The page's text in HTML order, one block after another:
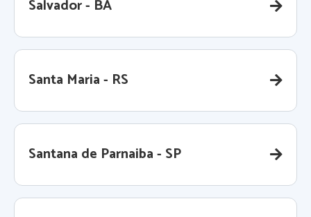
Salvador - BA
Santa Maria - RS
Santana de Parnaiba - SP